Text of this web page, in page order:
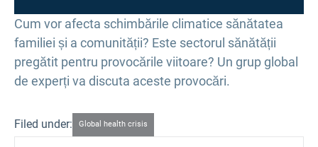
Cum vor afecta schimbările climatice sănătatea
familiei și a comunității? Este sectorul sănătății
pregătit pentru provocările viitoare? Un grup global
de experți va discuta aceste provocări.
Filed under: Global health crisis